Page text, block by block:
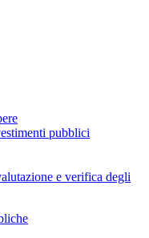
pubblici
e verifica degli